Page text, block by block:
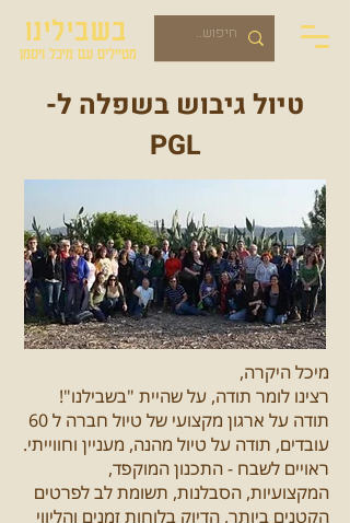
בשבילינו
מטיילים עם מיכל ויסמן
טיול גיבוש בשפלה ל-
PGL
מיכל היקרה,
רצינו לומר תודה, על שהיית "בשבילנו"!
תודה על ארגון מקצועי של טיול חברה ל 60
עובדים, תודה על טיול מהנה, מעניין וחווייתי.
ראויים לשבח - התכנון המוקפד,
המקצועיות, הסבלנות, תשומת לב לפרטים
הקטנים ביותר, הדיוק בלוחות זמנים והליווי